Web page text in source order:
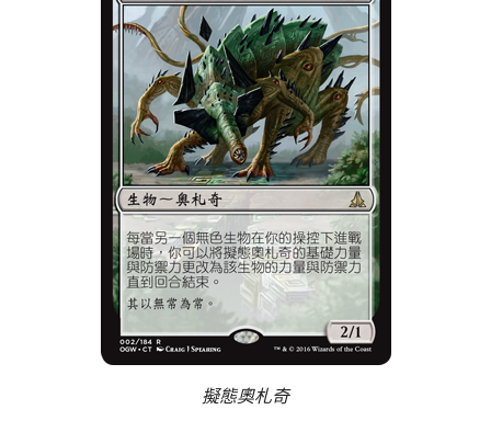
擬態奧札奇